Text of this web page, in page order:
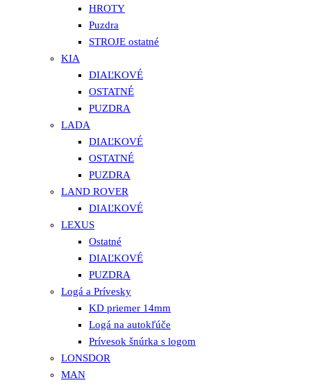
HROTY
Puzdra
STROJE ostatné
KIA
DIAĽKOVÉ
OSTATNÉ
PUZDRA
LADA
DIAĽKOVÉ
OSTATNÉ
PUZDRA
LAND ROVER
DIAĽKOVÉ
LEXUS
Ostatné
DIAĽKOVÉ
PUZDRA
Logá a Prívesky
KD priemer 14mm
Logá na autokľúče
Prívesok šnúrka s logom
LONSDOR
MAN